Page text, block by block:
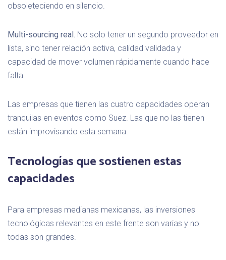
obsoleteciendo en silencio.
Multi-sourcing real. No solo tener un segundo proveedor en
lista, sino tener relación activa, calidad validada y
capacidad de mover volumen rápidamente cuando hace
falta.
Las empresas que tienen las cuatro capacidades operan
tranquilas en eventos como Suez. Las que no las tienen
están improvisando esta semana.
Tecnologías que sostienen estas
capacidades
Para empresas medianas mexicanas, las inversiones
tecnológicas relevantes en este frente son varias y no
todas son grandes.